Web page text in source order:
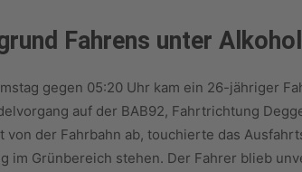
Fahrens unter
gegen 05:20 Uhr kam ein 26-jähriger
auf der BAB92, Fahrtrichtung
von der Fahrbahn ab, touchierte das
im Grünbereich stehen. Der Fahrer blieb